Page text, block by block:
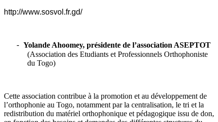
http://www.sosvol.fr.gd/
- Yolande Ahoomey, présidente de l’association ASEPTOT
(Association des Etudiants et Professionnels Orthophoniste
du Togo)
Cette association contribue à la promotion et au développement de
l’orthophonie au Togo, notamment par la centralisation, le tri et la
redistribution du matériel orthophonique et pédagogique issu de don,